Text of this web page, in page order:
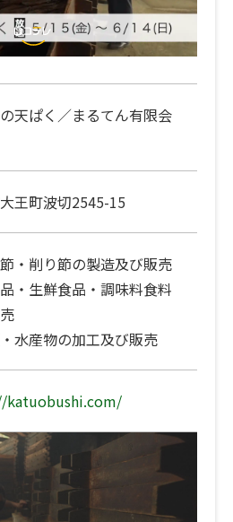
天ぱく／まるてん有限会
王町波切2545-15
・削り節の製造及び販売
・生鮮食品・調味料食料
水産物の加工及び販売
katuobushi.com/